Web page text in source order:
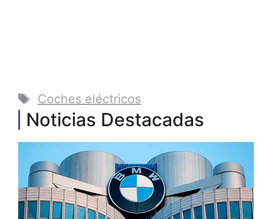
Etiquetas
Coches eléctricos
Noticias Destacadas